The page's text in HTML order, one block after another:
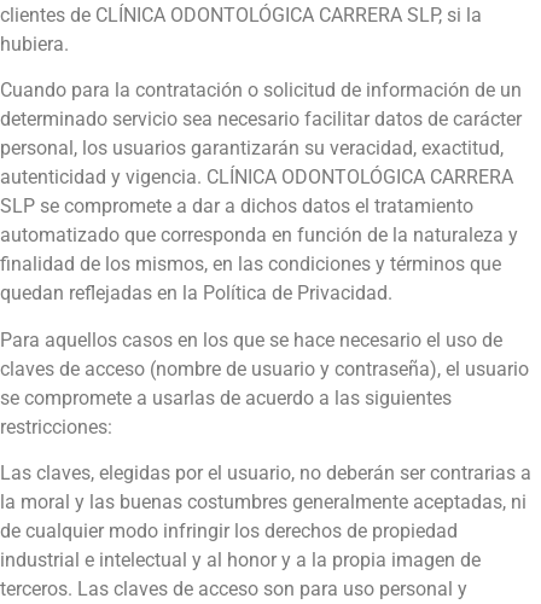
clientes de CLÍNICA ODONTOLÓGICA CARRERA SLP, si la
hubiera.
Cuando para la contratación o solicitud de información de un
determinado servicio sea necesario facilitar datos de carácter
personal, los usuarios garantizarán su veracidad, exactitud,
autenticidad y vigencia. CLÍNICA ODONTOLÓGICA CARRERA
SLP se compromete a dar a dichos datos el tratamiento
automatizado que corresponda en función de la naturaleza y
finalidad de los mismos, en las condiciones y términos que
quedan reflejadas en la Política de Privacidad.
Para aquellos casos en los que se hace necesario el uso de
claves de acceso (nombre de usuario y contraseña), el usuario
se compromete a usarlas de acuerdo a las siguientes
restricciones:
Las claves, elegidas por el usuario, no deberán ser contrarias a
la moral y las buenas costumbres generalmente aceptadas, ni
de cualquier modo infringir los derechos de propiedad
industrial e intelectual y al honor y a la propia imagen de
terceros. Las claves de acceso son para uso personal y